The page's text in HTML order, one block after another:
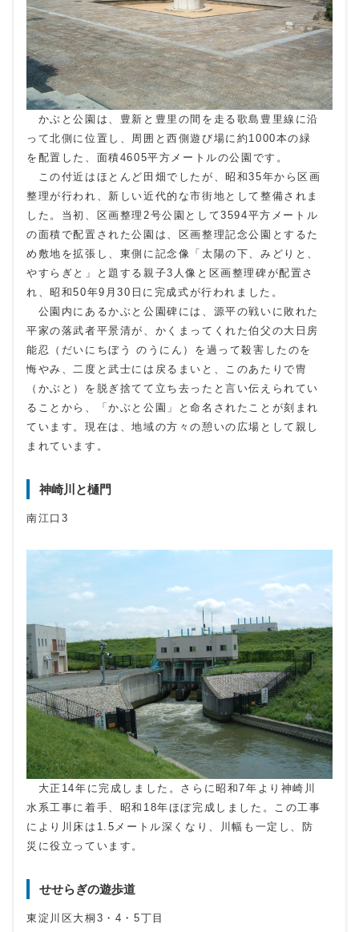
かぶと公園は、豊新と豊里の間を走る歌島豊里線に沿
って北側に位置し、周囲と西側遊び場に約1000本の緑
を配置した、面積4605平方メートルの公園です。
この付近はほとんど田畑でしたが、昭和35年から区画
整理が行われ、新しい近代的な市街地として整備されま
した。当初、区画整理2号公園として3594平方メートル
の面積で配置された公園は、区画整理記念公園とするた
め敷地を拡張し、東側に記念像「太陽の下、みどりと、
やすらぎと」と題する親子3人像と区画整理碑が配置さ
れ、昭和50年9月30日に完成式が行われました。
公園内にあるかぶと公園碑には、源平の戦いに敗れた
平家の落武者平景清が、かくまってくれた伯父の大日房
能忍（だいにちぼう のうにん）を過って殺害したのを
悔やみ、二度と武士には戻るまいと、このあたりで冑
（かぶと）を脱ぎ捨てて立ち去ったと言い伝えられてい
ることから、「かぶと公園」と命名されたことが刻まれ
ています。現在は、地域の方々の憩いの広場として親し
まれています。
神崎川と樋門
南江口3
大正14年に完成しました。さらに昭和7年より神崎川
水系工事に着手、昭和18年ほぼ完成しました。この工事
により川床は1.5メートル深くなり、川幅も一定し、防
災に役立っています。
せせらぎの遊歩道
東淀川区大桐3・4・5丁目